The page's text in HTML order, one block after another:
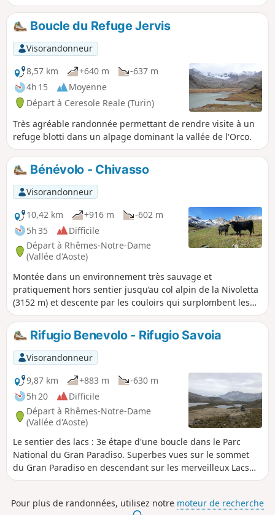
Boucle du Refuge Jervis
Visorandonneur
8,57 km
+640 m
-637 m
4h 15
Moyenne
Départ à Ceresole Reale (Turin)
Très agréable randonnée permettant de rendre visite à un
refuge blotti dans un alpage dominant la vallée de l'Orco.
Bénévolo - Chivasso
Visorandonneur
10,42 km
+916 m
-602 m
5h 35
Difficile
Départ à Rhêmes-Notre-Dame
(Vallée d'Aoste)
Montée dans un environnement très sauvage et
pratiquement hors sentier jusqu’au col alpin de la Nivoletta
(3152 m) et descente par les couloirs qui surplombent les
magnifiques Lacs Leitz et Rosset dans le Valsavarenche.
Ensuite, par de splendides alpages fleuris, hauts lieux de la
délicieuse fontine, vous cheminez vers le Refuge Chivasso.
Rifugio Benevolo - Rifugio Savoia
Visorandonneur
9,87 km
+883 m
-630 m
5h 20
Difficile
Départ à Rhêmes-Notre-Dame
(Vallée d'Aoste)
Le sentier des lacs : 3e étape d'une boucle dans le Parc
National du Gran Paradiso. Superbes vues sur le sommet
du Gran Paradiso en descendant sur les merveilleux Lacs
Nivolet.
Pour plus de randonnées, utilisez notre moteur de recherche